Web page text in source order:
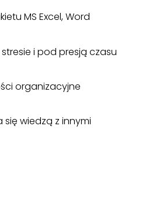
MS Excel, Word
i pod presją czasu
organizacyjne
się wiedzą z innymi